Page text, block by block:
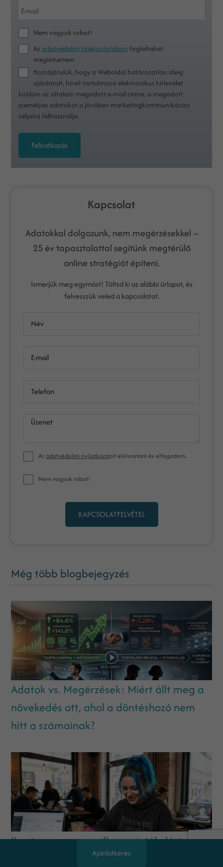
Nem vagyok robot!
Azadatvédelmi tájékoztatóban foglaltakat
megismertem
Hozzájárulok, hogy a Weboldal határozatlan ideig
ajánlatait, híreit tartalmazó elektronikus hírlevelet
küldjön az általam megadott e-mail címre, a megadott
személyes adatokat a jövőben marketingkommunikációs
céljaira felhasználja.
Feliratkozás
Kapcsolat
Adatokkal dolgozunk, nem megérzésekkel –
25 év tapasztalattal segítünk megtérülő
online stratégiát építeni.
Ismerjük meg egymást! Töltsd ki az alábbi űrlapot, és
felvesszük veled a kapcsolatot.
Név
E-mail
Telefon
Üzenet
Azadatvédelmi nyilatkozatot elolvastam és elfogadom.
Nem vagyok robot!
KAPCSOLATFELVÉTEL
Még több blogbejegyzés
Adatok vs. Megérzések: Miért állt meg a
növekedés ott, ahol a döntéshozó nem
hitt a számainak?
Kaptam egy egycsillagos értékelést egy
Ajánlatkérés